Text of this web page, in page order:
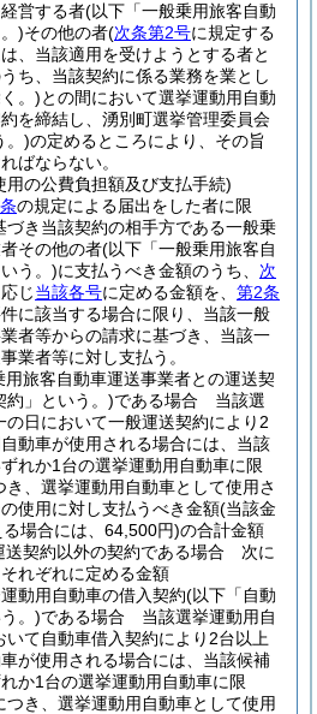
営する者(以下「一般乗用旅客自動
)その他の者(次条第2号に規定する
、当該適用を受けようとする者と
ち、当該契約に係る業務を業とし
。)との間において選挙運動用自動
を締結し、湧別町選挙管理委員会
。)の定めるところにより、その旨
ばならない。
の公費負担額及び支払手続)
の規定による届出をした者に限
づき当該契約の相手方である一般乗
その他の者(以下「一般乗用旅客自
う。)に支払うべき金額のうち、 次
じ当該各号に定める金額を、 第2条
に該当する場合に限り、当該一般
者等からの請求に基づき、当該一
業者等に対し支払う。
用旅客自動車運送事業者との運送契
約」という。)である場合 当該選
の日において一般運送契約により2
動車が使用される場合には、当該
れか1台の選挙運動用自動車に限
き、選挙運動用自動車として使用さ
使用に対し支払うべき金額(当該金
場合には、64,500円)の合計金額
送契約以外の契約である場合 次に
れぞれに定める金額
動用自動車の借入契約(以下「自動
。)である場合 当該選挙運動用自
いて自動車借入契約により2台以上
が使用される場合には、当該候補
か1台の選挙運動用自動車に限
つき、選挙運動用自動車として使用